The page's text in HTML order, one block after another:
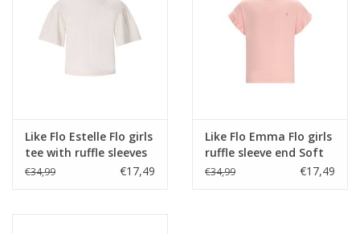
Like Flo Estelle Flo girls
tee with ruffle sleeves
Off white --
€34,99 €17,49
Like Flo Emma Flo girls
ruffle sleeve end Soft
peach
€34,99 €17,49